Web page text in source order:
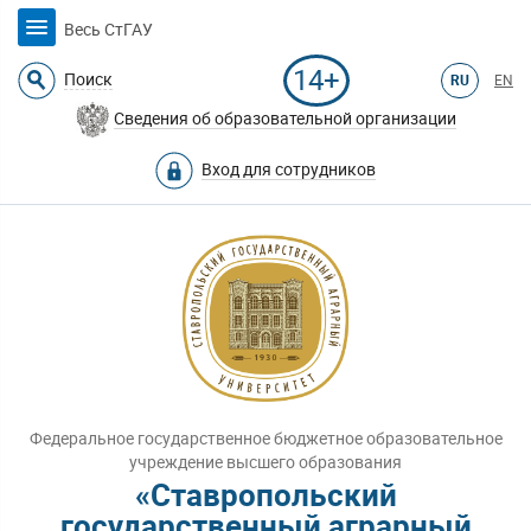
Весь СтГАУ
Поиск 14+ RU EN
Сведения об образовательной организации
Вход для сотрудников
Федеральное государственное бюджетное образовательное
учреждение высшего образования
«Ставропольский